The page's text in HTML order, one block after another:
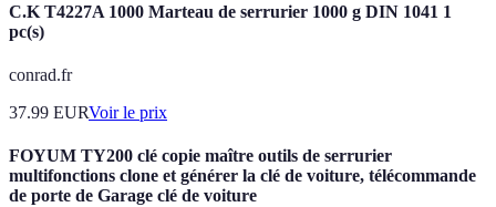
C.K T4227A 1000 Marteau de serrurier 1000 g DIN 1041 1
pc(s)
conrad.fr
37.99 EURVoir le prix
FOYUM TY200 clé copie maître outils de serrurier
multifonctions clone et générer la clé de voiture, télécommande
de porte de Garage clé de voiture